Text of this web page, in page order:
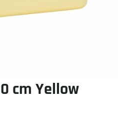
cm Yellow